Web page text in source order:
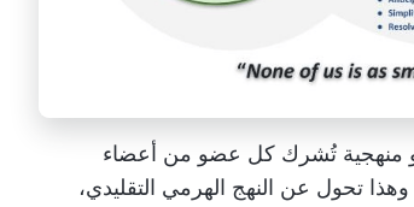
هو منهجية تُشرك كل عضو من أعضاء
تحول عن النهج الهرمي التقليدي،